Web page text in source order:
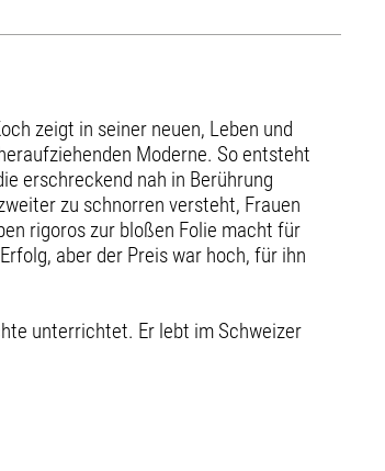
zeigt in seiner neuen, Leben und
Moderne. So entsteht
erschreckend nah in Berührung
zu schnorren versteht, Frauen
rigoros zur bloßen Folie macht für
aber der Preis war hoch, für ihn
unterrichtet. Er lebt im Schweizer